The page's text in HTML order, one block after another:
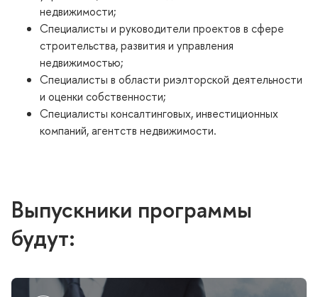
недвижимости;
Специалисты и руководители проектов в сфере
строительства, развития и управления
недвижимостью;
Специалисты в области риэлторской деятельности
и оценки собственности;
Специалисты консалтинговых, инвестиционных
компаний, агентств недвижимости.
ыпускники программы
удут: